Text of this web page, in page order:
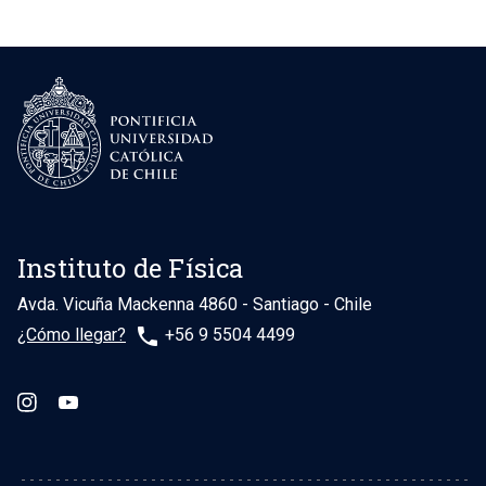
Instituto de Física
Avda. Vicuña Mackenna 4860 - Santiago - Chile
¿Cómo llegar?
phone +56 9 5504 4499